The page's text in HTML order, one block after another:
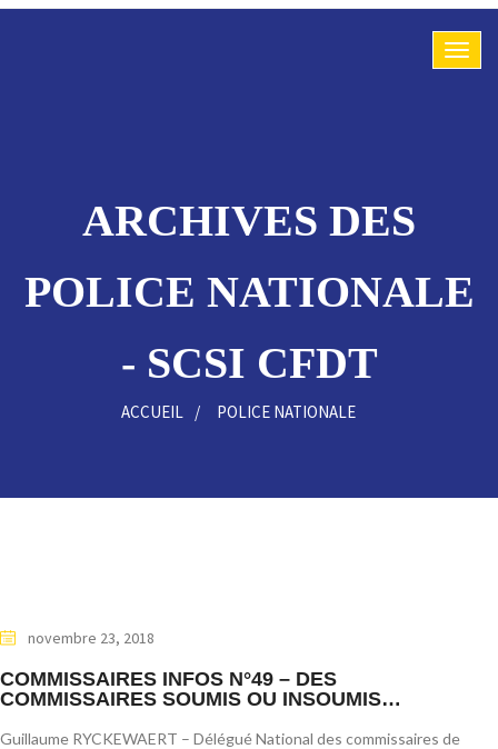
ARCHIVES DES
POLICE NATIONALE
- SCSI CFDT
ACCUEIL POLICE NATIONALE
novembre 23, 2018
COMMISSAIRES INFOS N°49 – DES
COMMISSAIRES SOUMIS OU INSOUMIS…
Guillaume RYCKEWAERT – Délégué National des commissaires de